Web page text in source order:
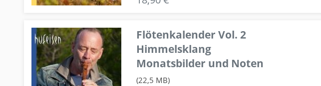
Flötenkalender Vol. 2
Himmelsklang
Monatsbilder und Noten
(22,5 MB)